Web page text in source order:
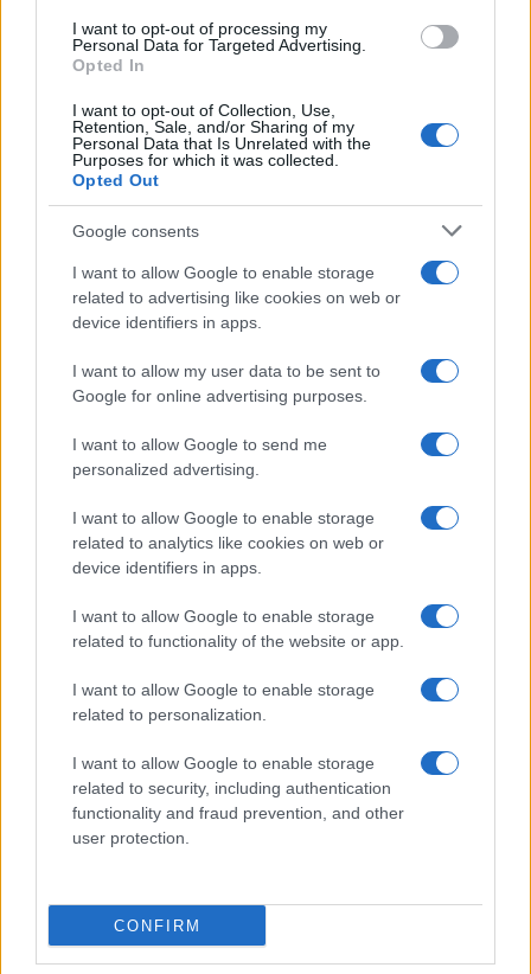
consent section.
I want to opt-out of processing my
Personal Data for Targeted Advertising.
Opted In
I want to opt-out of Collection, Use,
Retention, Sale, and/or Sharing of my
Personal Data that Is Unrelated with the
Purposes for which it was collected.
Opted Out
Google consents
I want to allow Google to enable storage
related to advertising like cookies on web or
device identifiers in apps.
I want to allow my user data to be sent to
Google for online advertising purposes.
I want to allow Google to send me
personalized advertising.
I want to allow Google to enable storage
related to analytics like cookies on web or
device identifiers in apps.
I want to allow Google to enable storage
related to functionality of the website or app.
I want to allow Google to enable storage
related to personalization.
I want to allow Google to enable storage
related to security, including authentication
functionality and fraud prevention, and other
user protection.
CONFIRM
FRASI
Frasi celebri
Frasi da condividere
Poesie
Frasi dei film
Frasi film più lette
Incipit dei film
Film più cercati
Frasi sul cinema
SERVIZI
Mappa del sito
Cookie Policy
Frasi suddivise per tema
Indice degli autori
Aforismi .meglio.it è l'archivio web dedicato a frasi,
aforismi e citazioni più grande del web (137.905 frasi in
database) • ©2005-2025 • La riproduzione dei testi è
consentita citando la fonte secondo la Licenza
il sito ricava una commissione sugli acquisti idonei. •
Contatti